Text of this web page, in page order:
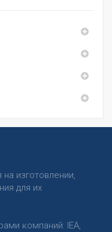
изготовлении,
для их
компаний: IEA,